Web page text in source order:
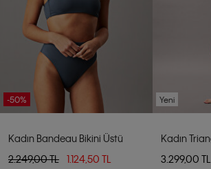
-50%
Kadın Bandeau Bikini Üstü
2.249,00 TL
1.124,50 TL
Yeni
Kadın
3.299,00 TL